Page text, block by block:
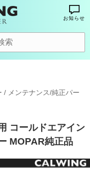
お知らせ
/ メンテナンス/純正パー
コールドエアイン
MOPAR純正品